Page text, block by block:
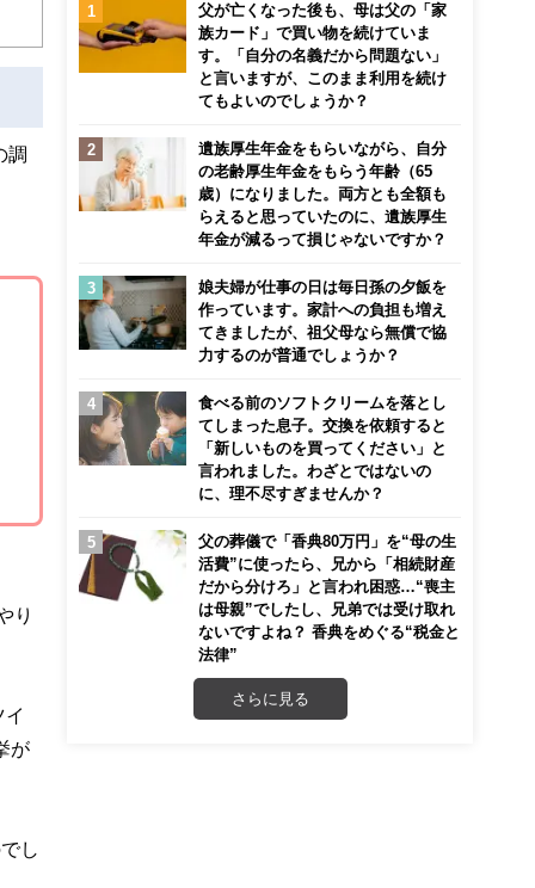
調
り
が
し
父が亡くなった後も、母は父の「家
族カード」で買い物を続けていま
す。「自分の名義だから問題ない」
と言いますが、このまま利用を続け
てもよいのでしょうか？
遺族厚生年金をもらいながら、自分
の老齢厚生年金をもらう年齢（65
歳）になりました。両方とも全額も
らえると思っていたのに、遺族厚生
年金が減るって損じゃないですか？
娘夫婦が仕事の日は毎日孫の夕飯を
作っています。家計への負担も増え
てきましたが、祖父母なら無償で協
力するのが普通でしょうか？
食べる前のソフトクリームを落とし
てしまった息子。交換を依頼すると
「新しいものを買ってください」と
言われました。わざとではないの
に、理不尽すぎませんか？
父の葬儀で「香典80万円」を“母の生
活費”に使ったら、兄から「相続財産
だから分けろ」と言われ困惑…“喪主
は母親”でしたし、兄弟では受け取れ
ないですよね？ 香典をめぐる“税金と
法律”
さらに見る